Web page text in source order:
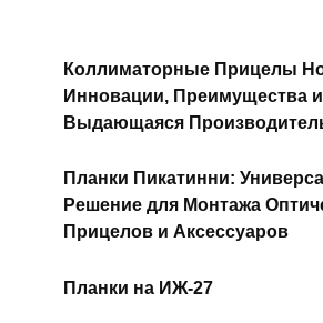
Коллиматорные Прицелы
Инновации, Преимущества и
Выдающаяся
Планки Пикатинни:
Решение для Монтажа
Прицелов и Аксессуаров
Планки на ИЖ-27